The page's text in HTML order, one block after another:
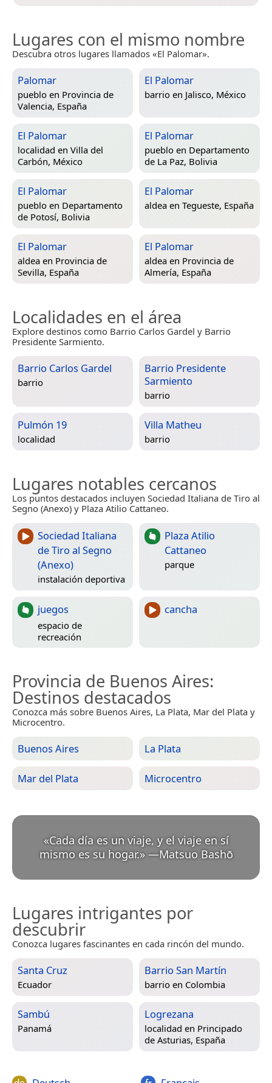
Lugares con el mismo nombre
Descubra otros lugares llamados «El Palomar».
Palomar
pueblo en Provincia de
Valencia, España
El Palomar
barrio en Jalisco, México
El Palomar
localidad en Villa del
Carbón, México
El Palomar
pueblo en Departamento
de La Paz, Bolivia
El Palomar
pueblo en Departamento
de Potosí, Bolivia
El Palomar
aldea en Tegueste, España
El Palomar
aldea en Provincia de
Sevilla, España
El Palomar
aldea en Provincia de
Almería, España
Localidades en el área
Explore destinos como Barrio Carlos Gardel y Barrio
Presidente Sarmiento.
Barrio Carlos Gardel
barrio
Barrio Presidente
Sarmiento
barrio
Pulmón 19
localidad
Villa Matheu
barrio
Lugares notables cercanos
Los puntos destacados incluyen Sociedad Italiana de Tiro al
Segno (Anexo) y Plaza Atilio Cattaneo.
Sociedad Italiana
de Tiro al Segno
(Anexo)
instalación deportiva
Plaza Atilio
Cattaneo
parque
juegos
espacio de
recreación
cancha
Provincia de Buenos Aires:
Destinos destacados
Conozca más sobre Buenos Aires, La Plata, Mar del Plata y
Microcentro.
Buenos Aires La Plata
Mar del Plata Microcentro
«Cada día es un viaje, y el viaje en sí
mismo es su hogar.» —Matsuo Bashō
Lugares intrigantes por
descubrir
Conozca lugares fascinantes en cada rincón del mundo.
Santa Cruz
Ecuador
Barrio San Martín
barrio en Colombia
Sambú
Panamá
Logrezana
localidad en Principado
de Asturias, España